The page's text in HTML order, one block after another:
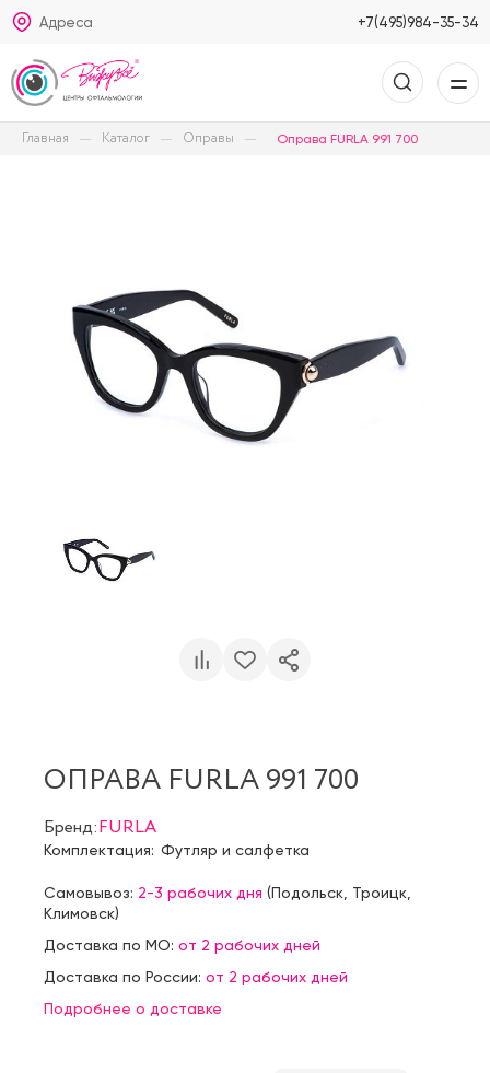
Адреса +7(495)984-35-34
Главная Каталог Оправы Оправа FURLA 991 700
ОПРАВА FURLA 991 700
Бренд:FURLA
Комплектация: Футляр и салфетка
Самовывоз: 2-3 рабочих дня (Подольск Троицк
Климовск)
Доставка по МО: от 2 рабочих дней
Доставка по России: от 2 рабочих дней
Подробнее о доставке